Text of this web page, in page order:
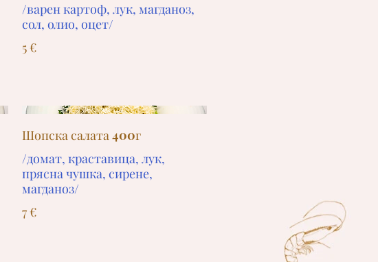
/варен картоф, лук, магданоз,
сол, олио, оцет/
5 €
Шопска салата 400г
/домат, краставица, лук,
прясна чушка, сирене,
магданоз/
7 €